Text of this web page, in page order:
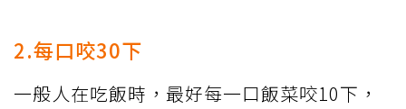
2.每口咬30下
一般人在吃飯時，最好每一口飯菜咬10下，